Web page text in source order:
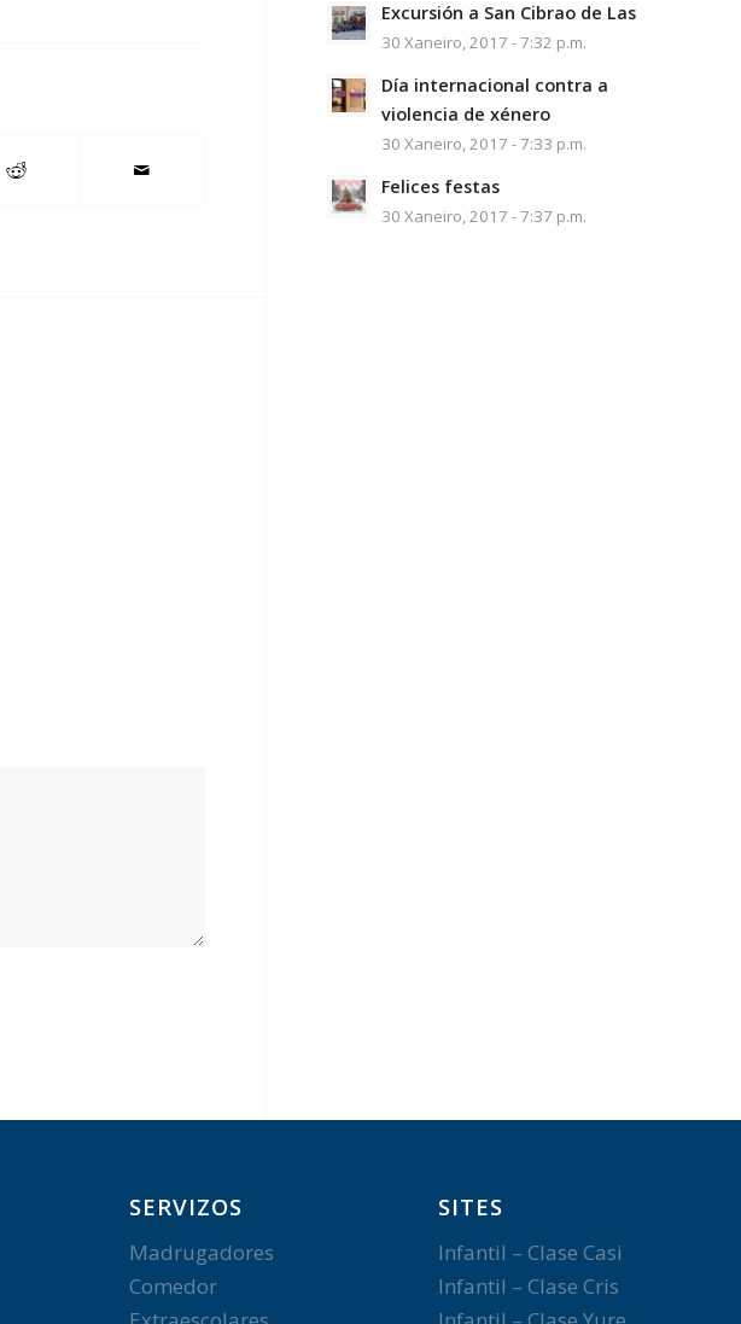
Excursión a San Cibrao de Las
30 Xaneiro, 2017 - 7:32 p.m.
Día internacional contra a
violencia de xénero
30 Xaneiro, 2017 - 7:33 p.m.
Felices festas
30 Xaneiro, 2017 - 7:37 p.m.
SERVIZOS
Madrugadores
Comedor
SITES
Infantil – Clase Casi
Infantil – Clase Cris